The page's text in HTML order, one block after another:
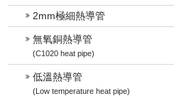
2mm極細熱導管
無氧銅熱導管
(C1020 heat pipe)
低溫熱導管
(Low temperature heat pipe)